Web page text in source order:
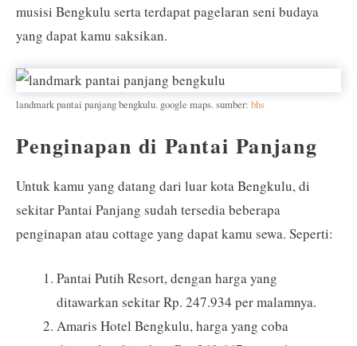
musisi Bengkulu serta terdapat pagelaran seni budaya
yang dapat kamu saksikan.
landmark pantai panjang bengkulu. google maps. sumber: bhs
Penginapan di Pantai Panjang
Untuk kamu yang datang dari luar kota Bengkulu, di
sekitar Pantai Panjang sudah tersedia beberapa
penginapan atau cottage yang dapat kamu sewa. Seperti:
Pantai Putih Resort, dengan harga yang
ditawarkan sekitar Rp. 247.934 per malamnya.
Amaris Hotel Bengkulu, harga yang coba